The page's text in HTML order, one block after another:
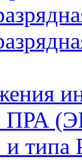
ПРА
типа